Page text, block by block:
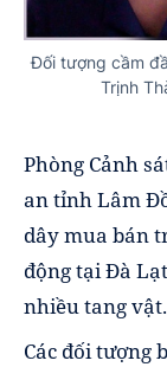
Đối tượng cầm
Trịnh
Phòng Cảnh
an tỉnh Lâm
dây mua bán
động tại Đà
nhiều tang vật.
Các đối tượng